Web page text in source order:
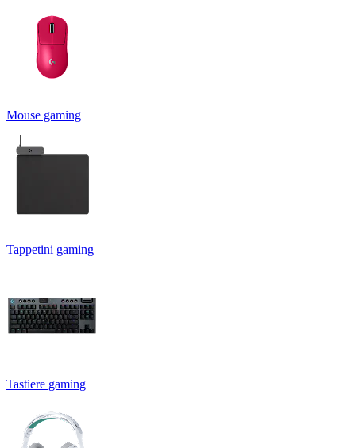
Mouse gaming
Tappetini gaming
Tastiere gaming